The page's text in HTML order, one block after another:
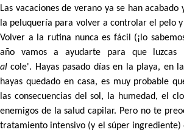
Las vacaciones de verano ya se han acabado
la peluquería para volver a controlar el pelo
Volver a la rutina nunca es fácil (¡lo
año vamos a ayudarte para queluzcas
al cole'. Hayas pasado días en la playa, en
hayas quedado en casa, es muy probable
las consecuencias del sol, la humedad, el
enemigos de la salud capilar. Pero no te
tratamiento intensivo (y el súper